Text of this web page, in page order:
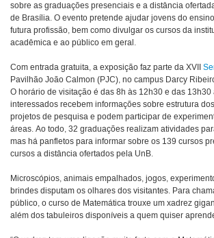
sobre as graduações presenciais e a distância
de Brasília. O evento pretende ajudar jovens do
futura profissão, bem como divulgar os cursos da
acadêmica e ao público em geral.
Com entrada gratuita, a exposição faz parte da XVII
Pavilhão João Calmon (PJC), no campus Darcy
O horário de visitação é das 8h às 12h30 e das
interessados recebem informações sobre estrutura
projetos de pesquisa e podem participar de
áreas. Ao todo, 32 graduações realizam atividades
mas há panfletos para informar sobre os 139 cursos
cursos a distância ofertados pela UnB.
Microscópios, animais empalhados, jogos,
brindes disputam os olhares dos visitantes. Para
público, o curso de Matemática trouxe um xadrez
além dos tabuleiros disponíveis a quem quiser